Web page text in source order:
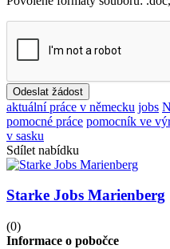
Odeslat žádost
aktuální práce v německu jobs
pomocné práce pomocník ve
v sasku
Sdílet nabídku
Starke Jobs Marienberg
(0)
Informace o pobočce